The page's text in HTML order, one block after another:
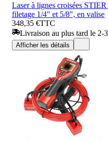
Laser à lignes croisées
filetage 1/4" et 5/8", en valise
348,35 €TTC
Livraison au plus tard le 2-
Afficher les détails